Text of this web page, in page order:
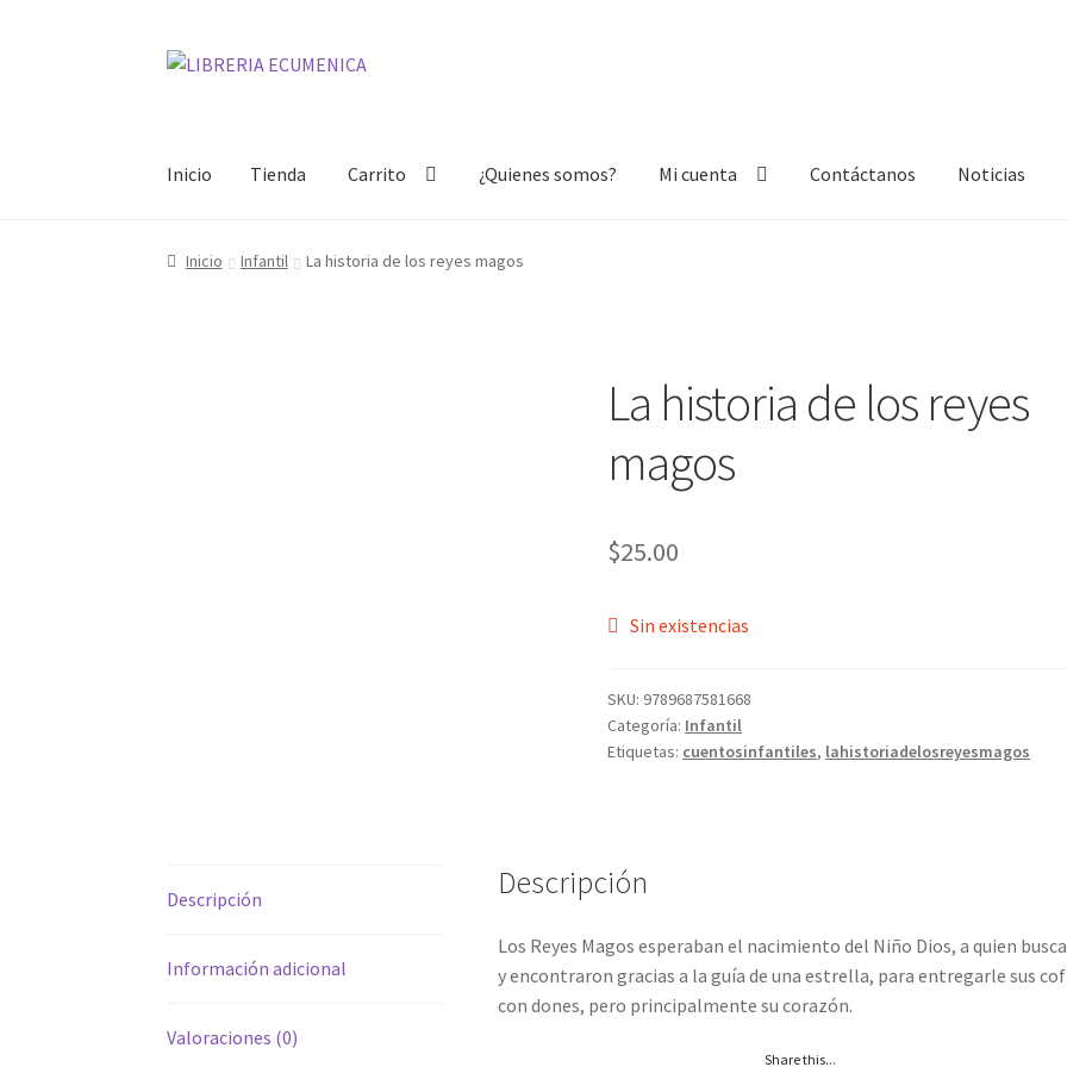
Ir
Ir
Inicio Tienda Carrito ¿Quienes somos? Mi cuenta Contáctanos Noticias
Inicio Tienda Carrito ¿Quienes somos?
Inicio Infantil La historia de los reyes magos
La historia de los reyes
magos
$25.00
Sin existencias
SKU: 9789687581668
Categoría: Infantil
Etiquetas: cuentosinfantiles, lahistoriadelosreyesmagos
Descripción
Información adicional
Valoraciones (0)
Descripción
Los Reyes Magos esperaban el nacimiento del Niño Dios, a quien
y encontraron gracias a la guía de una estrella, para entregarle sus
con dones, pero principalmente su corazón.
Share this...